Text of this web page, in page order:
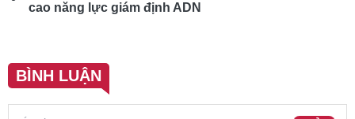
cao năng lực giám định ADN
BÌNH LUẬN